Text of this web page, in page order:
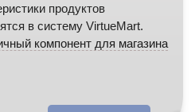
продуктов
в систему VirtueMart.
компонент для магазина